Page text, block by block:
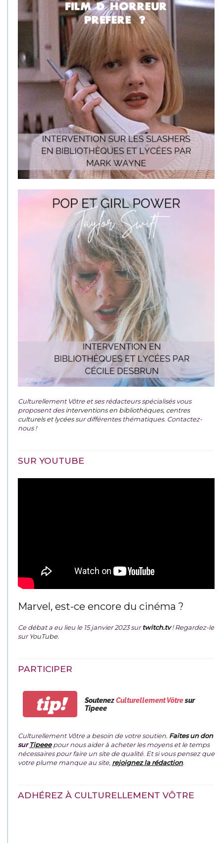
Culturellement Vôtre et ses rédacteurs spécialisés vous
proposent desinterventions en bibliothèques, centres
culturels et lycéessur différentes thématiques. Contactez-
nous !
SUR YOUTUBE
Marvel, est-ce encore du cinéma ?
Ce débat a eu lieu le 15 janvier 2023 surtwitch.tv ! Regardez-le
surYouTube.
PARTICIPER
tip! SoutenezCulturellement Vôtresur
Tipeee
Culturellement Vôtre a besoin de votre soutien. Faites un don
surTipeeepour nous aider à acheter les moyens et le temps
nécessaires pour faire un site de qualité. Et si vous pensez que
votre plume manque au site, rejoignez la rédaction.
ADHÉREZ À CULTURELLEMENT VÔTRE